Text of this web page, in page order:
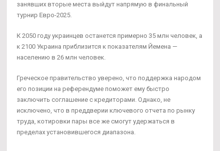
занявших вторые места выйдут напрямую в финальный
турнир Евро-2025.
К 2050 году украинцев останется примерно 35 млн человек, а
к 2100 Украина приблизится к показателям Йемена —
населению в 26 млн человек.
Греческое правительство уверено, что поддержка народом
его позиции на референдуме поможет ему быстро
заключить соглашение с кредиторами. Однако, не
исключено, что в преддверии ключевого отчета по рынку
труда, котировки пары все же смогут удержаться в
пределах установившегося диапазона.